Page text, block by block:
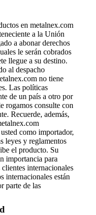
en metalnex.com
a la Unión
a abonar derechos
le serán cobrados
llegue a su destino.
al despacho
no tiene
Las políticas
de un país a otro por
rogamos consulte con
Recuerde, además,
como importador,
leyes y reglamentos
el producto. Su
importancia para
internacionales
internacionales están
parte de las